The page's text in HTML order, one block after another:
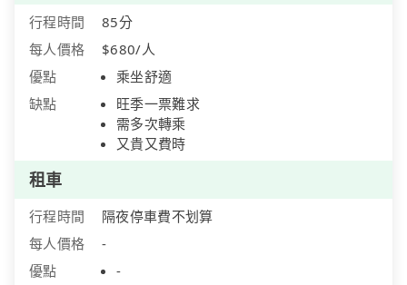
行程時間
85分
每人價格
$680/人
優點
乘坐舒適
缺點
旺季一票難求
需多次轉乘
又貴又費時
租車
行程時間
隔夜停車費不划算
每人價格
-
優點
-